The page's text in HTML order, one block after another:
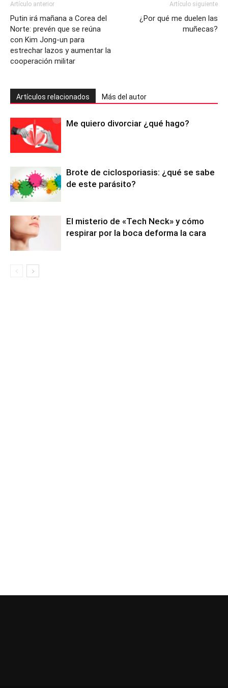
Artículo anterior
Putin irá mañana a Corea del
Norte: prevén que se reúna
con Kim Jong-un para
estrechar lazos y aumentar la
cooperación militar
Artículo siguiente
¿Por qué me duelen las
muñecas?
Artículos relacionados Más del autor
Me quiero divorciar ¿qué hago?
Brote de ciclosporiasis: ¿qué se sabe
de este parásito?
El misterio de «Tech Neck» y cómo
respirar por la boca deforma la cara